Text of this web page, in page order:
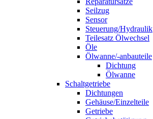
Seilzug
Sensor
Steuerung/Hydraulik
Teilesatz Ölwechsel
Öle
Ölwanne/-anbauteile
Dichtung
Ölwanne
Schaltgetriebe
Dichtungen
Gehäuse/Einzelteile
Getriebe